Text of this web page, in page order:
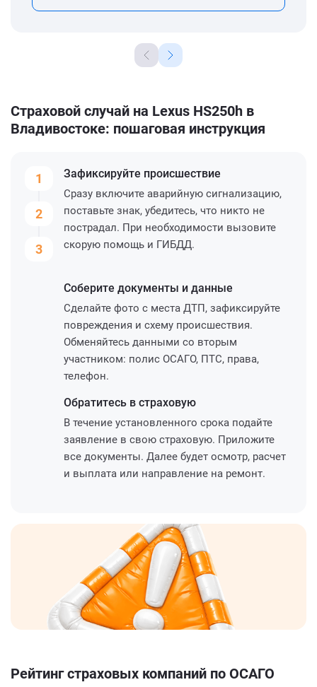
Страховой случай на Lexus HS250h в
Владивостоке: пошаговая инструкция
1
2
3
Зафиксируйте происшествие
Сразу включите аварийную сигнализацию,
поставьте знак, убедитесь, что никто не
пострадал. При необходимости вызовите
скорую помощь и ГИБДД.
Соберите документы и данные
Сделайте фото с места ДТП, зафиксируйте
повреждения и схему происшествия.
Обменяйтесь данными со вторым
участником: полис ОСАГО, ПТС, права,
телефон.
Обратитесь в страховую
В течение установленного срока подайте
заявление в свою страховую. Приложите
все документы. Далее будет осмотр, расчет
и выплата или направление на ремонт.
Рейтинг страховых компаний по ОСАГО